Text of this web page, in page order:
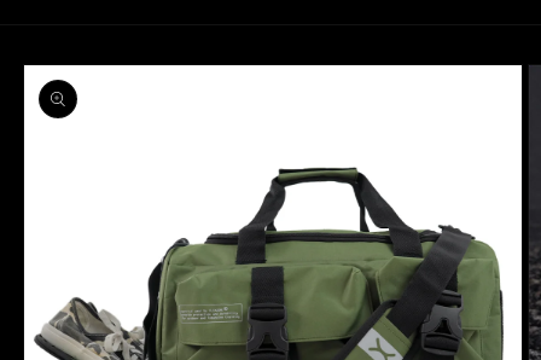
Skip to
product
information